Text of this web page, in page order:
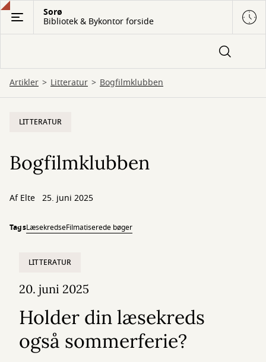
Gå
hovedindhold
Sorø
Bibliotek & Bykontor forside
Artikler Litteratur Bogfilmklubben
LITTERATUR
Bogfilmklubben
AfElte 25. juni 2025
TagsLæsekredseFilmatiserede bøger
LITTERATUR
20. juni 2025
Holder din læsekreds
også sommerferie?